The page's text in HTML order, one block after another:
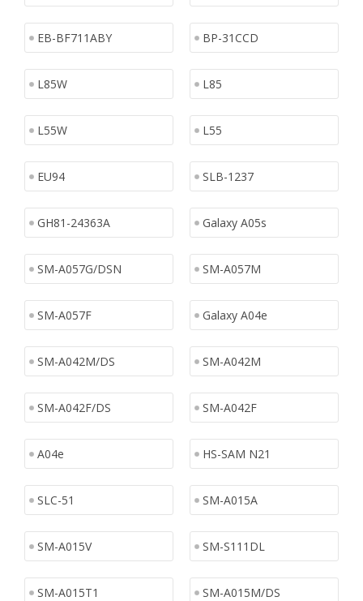
EB-BF711ABY BP-31CCD
L85W L85
L55W L55
EU94 SLB-1237
GH81-24363A Galaxy A05s
SM-A057G/DSN SM-A057M
SM-A057F Galaxy A04e
SM-A042M/DS SM-A042M
SM-A042F/DS SM-A042F
A04e HS-SAM N21
SLC-51 SM-A015A
SM-A015V SM-S111DL
SM-A015T1 SM-A015M/DS